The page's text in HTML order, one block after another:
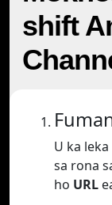
shift
U ka
sa rona
ho URL